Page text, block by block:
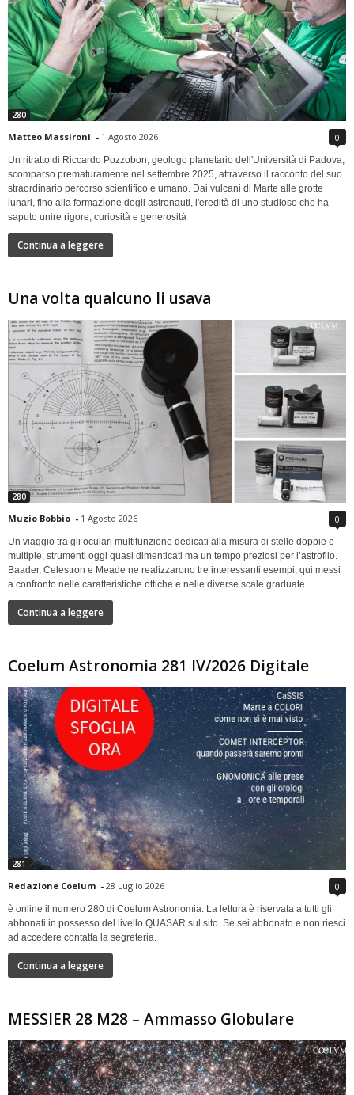
280
Matteo Massironi - 1 Agosto 2026 0
Un ritratto di Riccardo Pozzobon, geologo planetario dell'Università di Padova,
scomparso prematuramente nel settembre 2025, attraverso il racconto del suo
straordinario percorso scientifico e umano. Dai vulcani di Marte alle grotte
lunari, fino alla formazione degli astronauti, l'eredità di uno studioso che ha
saputo unire rigore, curiosità e generosità
Continua a leggere
Una volta qualcuno li usava
280
Muzio Bobbio - 1 Agosto 2026 0
Un viaggio tra gli oculari multifunzione dedicati alla misura di stelle doppie e
multiple, strumenti oggi quasi dimenticati ma un tempo preziosi per l’astrofilo.
Baader, Celestron e Meade ne realizzarono tre interessanti esempi, qui messi
a confronto nelle caratteristiche ottiche e nelle diverse scale graduate.
Continua a leggere
Coelum Astronomia 281 IV/2026 Digitale
281
Redazione Coelum - 28 Luglio 2026 0
è online il numero 280 di Coelum Astronomia. La lettura è riservata a tutti gli
abbonati in possesso del livello QUASAR sul sito. Se sei abbonato e non riesci
ad accedere contatta la segreteria.
Continua a leggere
MESSIER 28 M28 – Ammasso Globulare